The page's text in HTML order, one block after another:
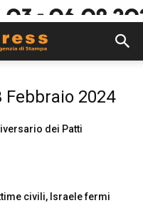
2024
dei Patti
civili, Israele fermi